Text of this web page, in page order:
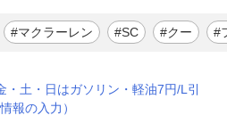
#マクラーレン #SC #クー #
・土・日はガソリン・軽油7円/L引
報の入力）